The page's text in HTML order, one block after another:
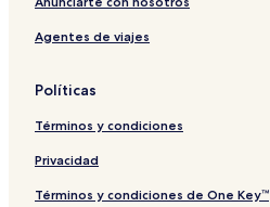
6
1
2
2
s
i
n
o
s
l
M
a
r
i
a
Agentes de viajes
Políticas
Términos y condiciones
Privacidad
Términos y condiciones de One Key™